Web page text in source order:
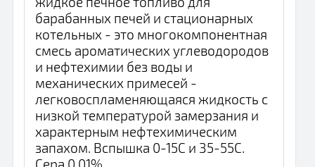
барабанных печей и стационарных
котельных - это многокомпонентная
смесь ароматических углеводородов
и нефтехимии без воды и
механических примесей -
легковоспламеняющаяся жидкость с
низкой температурой замерзания и
характерным нефтехимическим
запахом. Вспышка 0-15С и 35-55С.